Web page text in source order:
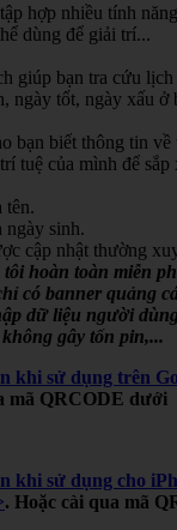
hợp nhiều tính
dùng để giải trí...
giúp bạn tra cứu
ngày tốt, ngày xấu ở
bạn biết thông tin về
tuệ của mình để
tên.
sinh.
cập nhật thường
hoàn toàn miễn
có banner quảng
dữ liệu người
gây tốn pin,...
khi sử dụng trên
mã QRCODE dưới
khi sử dụng cho
. Hoặc cài qua mã